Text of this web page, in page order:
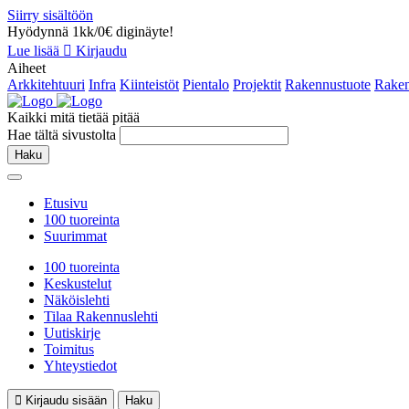
Siirry sisältöön
Hyödynnä 1kk/0€ diginäyte!
Lue lisää
Kirjaudu
Aiheet
Arkkitehtuuri Infra Kiinteistöt Pientalo Projektit Rakennustuote
Kaikki mitä tietää pitää
Hae tältä sivustolta
Haku
Etusivu
100 tuoreinta
Suurimmat
100 tuoreinta
Keskustelut
Näköislehti
Tilaa Rakennuslehti
Uutiskirje
Toimitus
Yhteystiedot
Kirjaudu sisään
Haku